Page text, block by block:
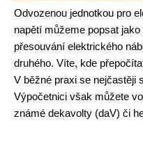
Odvozenou jednotkou pro
napětí můžeme popsat
přesouvání elektrického
druhého. Víte, kde
V běžné praxi se nejčastěji
Výpočetnici však můžete
známé dekavolty (daV) či